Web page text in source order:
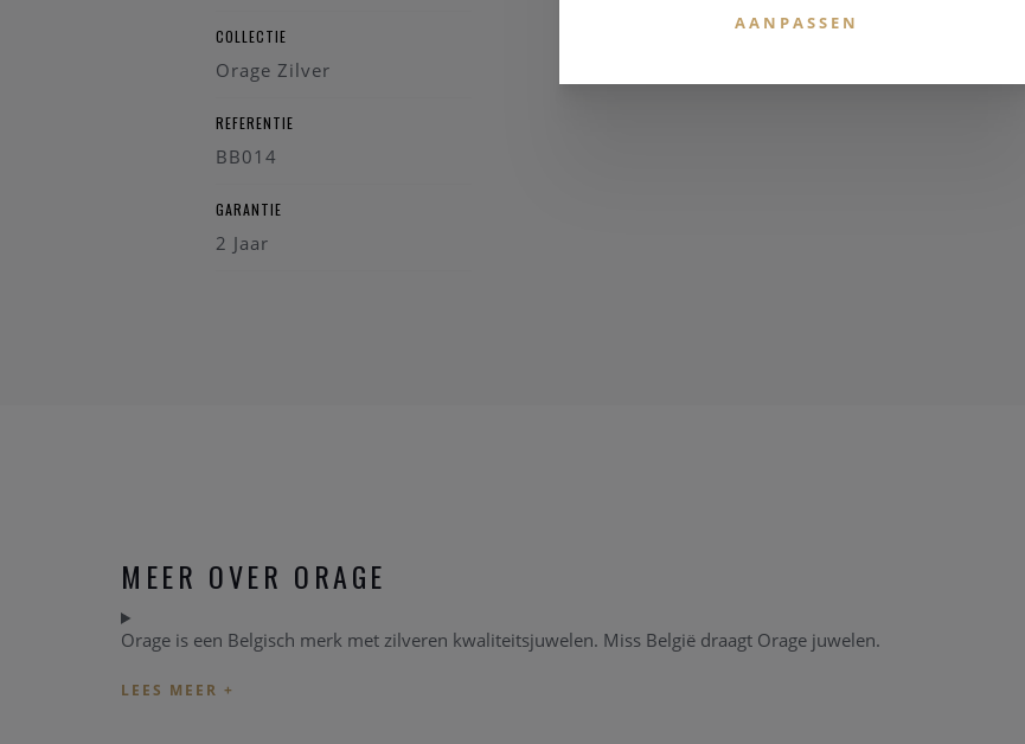
COLLECTIE
Orage Zilver
REFERENTIE
BB014
GARANTIE
2 Jaar
MEER OVER ORAGE
Orage is een Belgisch merk met zilveren kwaliteitsjuwelen. Miss België draagt Orage juwelen.
AANPASSEN